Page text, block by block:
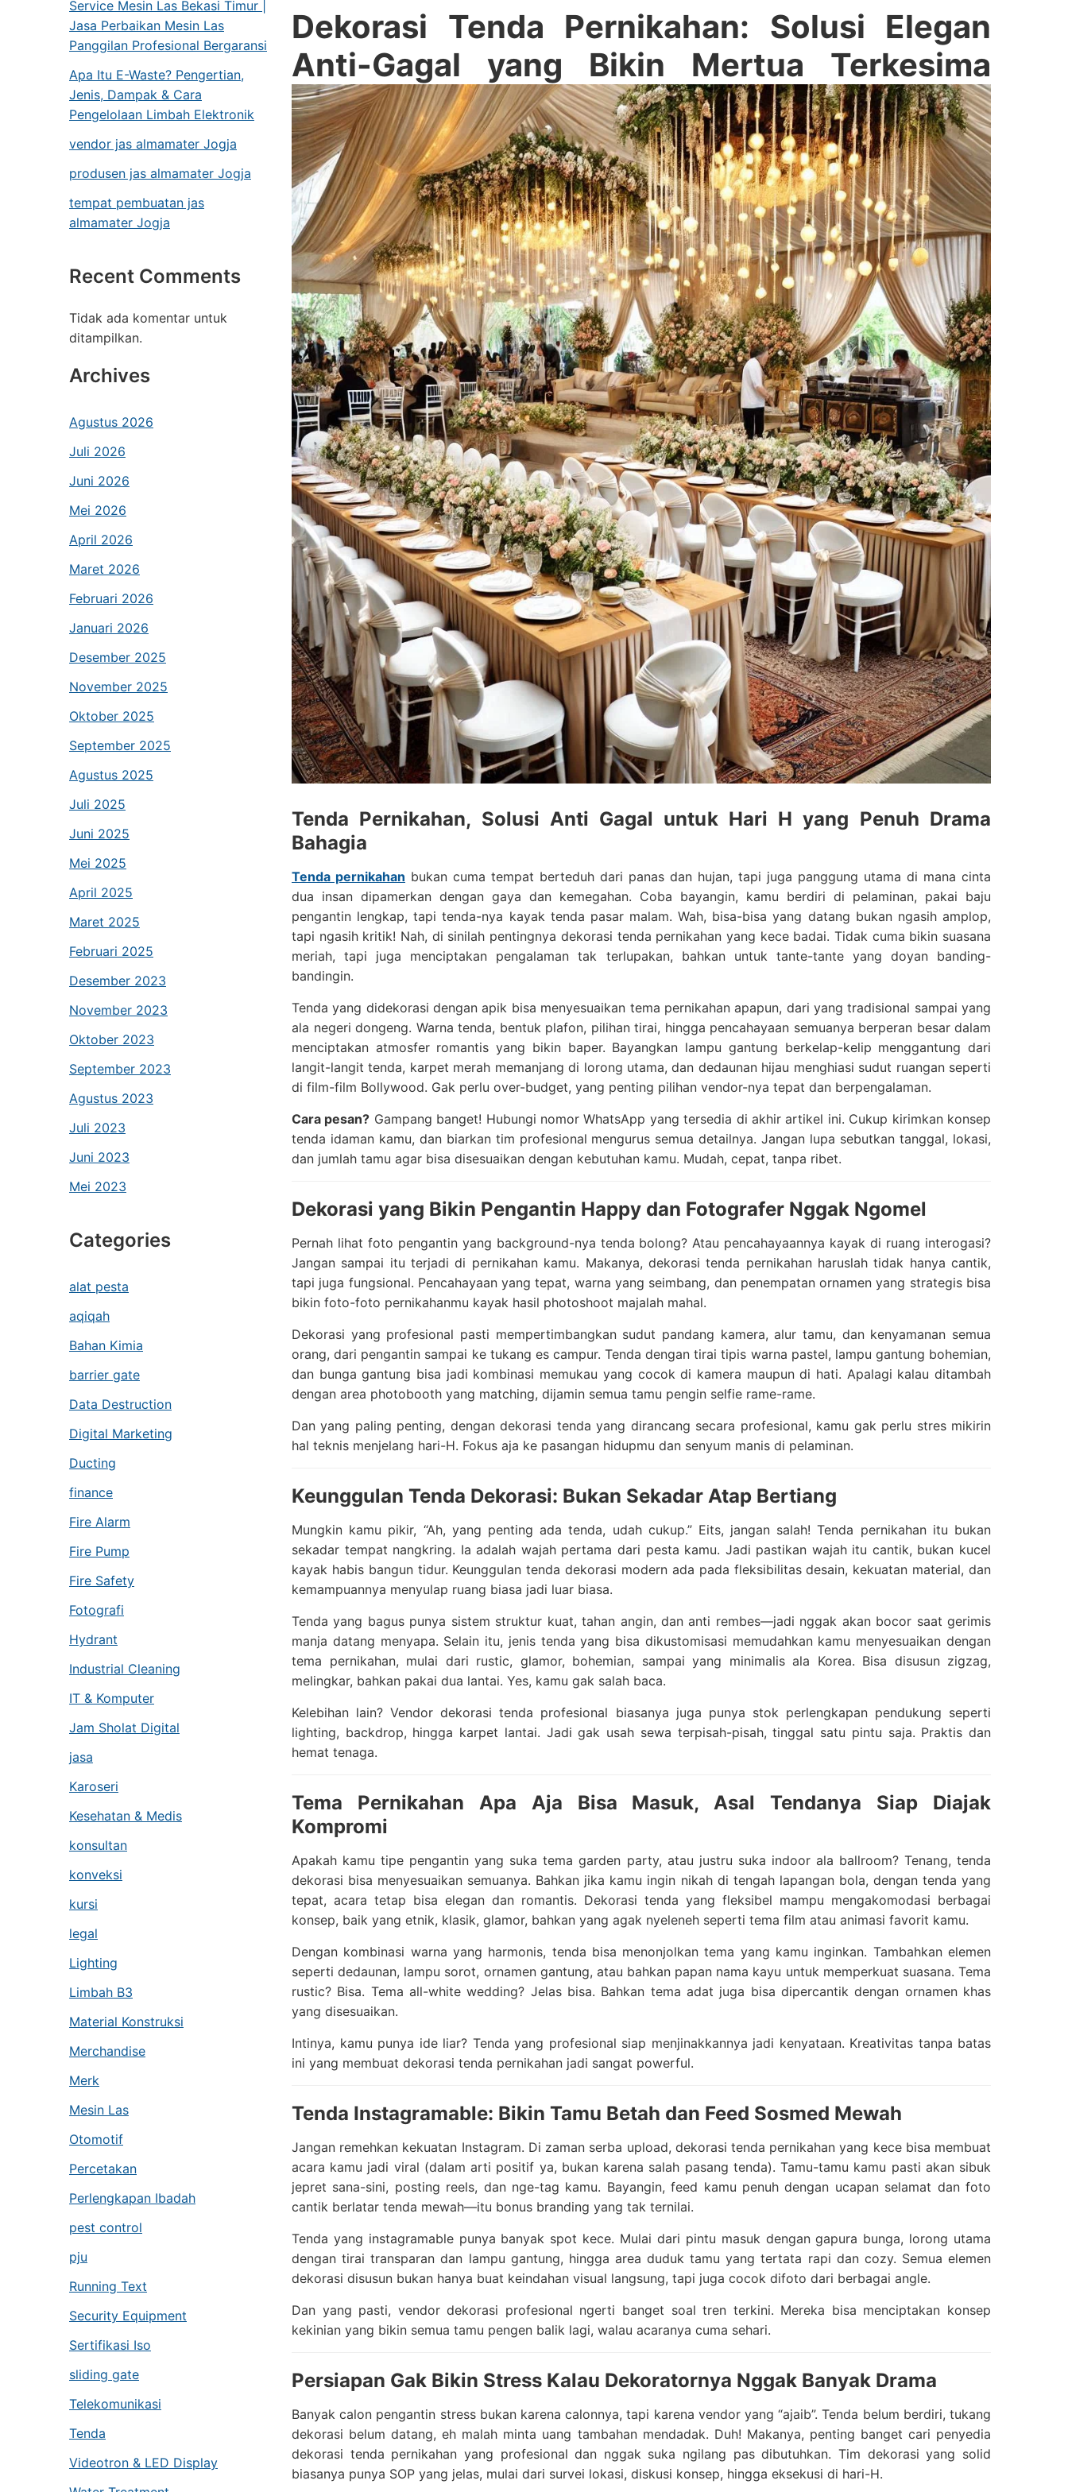
Service Mesin Las Bekasi Timur |
Jasa Perbaikan Mesin Las
Panggilan Profesional Bergaransi
Apa Itu E-Waste? Pengertian,
Jenis, Dampak & Cara
Pengelolaan Limbah Elektronik
vendor jas almamater Jogja
produsen jas almamater Jogja
tempat pembuatan jas
almamater Jogja
Recent Comments
Tidak ada komentar untuk
ditampilkan.
Archives
Agustus 2026
Juli 2026
Juni 2026
Mei 2026
April 2026
Maret 2026
Februari 2026
Januari 2026
Desember 2025
November 2025
Oktober 2025
September 2025
Agustus 2025
Juli 2025
Juni 2025
Mei 2025
April 2025
Maret 2025
Februari 2025
Desember 2023
November 2023
Oktober 2023
September 2023
Agustus 2023
Juli 2023
Juni 2023
Mei 2023
Categories
alat pesta
aqiqah
Bahan Kimia
barrier gate
Data Destruction
Digital Marketing
Ducting
finance
Fire Alarm
Fire Pump
Fire Safety
Fotografi
Hydrant
Industrial Cleaning
IT & Komputer
Jam Sholat Digital
jasa
Karoseri
Kesehatan & Medis
konsultan
konveksi
kursi
legal
Lighting
Limbah B3
Material Konstruksi
Merchandise
Merk
Mesin Las
Otomotif
Percetakan
Perlengkapan Ibadah
pest control
pju
Running Text
Security Equipment
Sertifikasi Iso
sliding gate
Telekomunikasi
Tenda
Videotron & LED Display
Dekorasi Tenda Pernikahan: Solusi Elegan
Anti-Gagal yang Bikin Mertua Terkesima
Tenda Pernikahan, Solusi Anti Gagal untuk Hari H yang Penuh Drama
Bahagia
Tenda pernikahan bukan cuma tempat berteduh dari panas dan hujan, tapi juga panggung utama di mana cinta
dua insan dipamerkan dengan gaya dan kemegahan. Coba bayangin, kamu berdiri di pelaminan, pakai baju
pengantin lengkap, tapi tenda-nya kayak tenda pasar malam. Wah, bisa-bisa yang datang bukan ngasih amplop,
tapi ngasih kritik! Nah, di sinilah pentingnya dekorasi tenda pernikahan yang kece badai. Tidak cuma bikin suasana
meriah, tapi juga menciptakan pengalaman tak terlupakan, bahkan untuk tante-tante yang doyan banding-
bandingin.
Tenda yang didekorasi dengan apik bisa menyesuaikan tema pernikahan apapun, dari yang tradisional sampai yang
ala negeri dongeng. Warna tenda, bentuk plafon, pilihan tirai, hingga pencahayaan semuanya berperan besar dalam
menciptakan atmosfer romantis yang bikin baper. Bayangkan lampu gantung berkelap-kelip menggantung dari
langit-langit tenda, karpet merah memanjang di lorong utama, dan dedaunan hijau menghiasi sudut ruangan seperti
di film-film Bollywood. Gak perlu over-budget, yang penting pilihan vendor-nya tepat dan berpengalaman.
Cara pesan? Gampang banget! Hubungi nomor WhatsApp yang tersedia di akhir artikel ini. Cukup kirimkan konsep
tenda idaman kamu, dan biarkan tim profesional mengurus semua detailnya. Jangan lupa sebutkan tanggal, lokasi,
dan jumlah tamu agar bisa disesuaikan dengan kebutuhan kamu. Mudah, cepat, tanpa ribet.
Dekorasi yang Bikin Pengantin Happy dan Fotografer Nggak Ngomel
Pernah lihat foto pengantin yang background-nya tenda bolong? Atau pencahayaannya kayak di ruang interogasi?
Jangan sampai itu terjadi di pernikahan kamu. Makanya, dekorasi tenda pernikahan haruslah tidak hanya cantik,
tapi juga fungsional. Pencahayaan yang tepat, warna yang seimbang, dan penempatan ornamen yang strategis bisa
bikin foto-foto pernikahanmu kayak hasil photoshoot majalah mahal.
Dekorasi yang profesional pasti mempertimbangkan sudut pandang kamera, alur tamu, dan kenyamanan semua
orang, dari pengantin sampai ke tukang es campur. Tenda dengan tirai tipis warna pastel, lampu gantung bohemian,
dan bunga gantung bisa jadi kombinasi memukau yang cocok di kamera maupun di hati. Apalagi kalau ditambah
dengan area photobooth yang matching, dijamin semua tamu pengin selfie rame-rame.
Dan yang paling penting, dengan dekorasi tenda yang dirancang secara profesional, kamu gak perlu stres mikirin
hal teknis menjelang hari-H. Fokus aja ke pasangan hidupmu dan senyum manis di pelaminan.
Keunggulan Tenda Dekorasi: Bukan Sekadar Atap Bertiang
Mungkin kamu pikir, “Ah, yang penting ada tenda, udah cukup.” Eits, jangan salah! Tenda pernikahan itu bukan
sekadar tempat nangkring. Ia adalah wajah pertama dari pesta kamu. Jadi pastikan wajah itu cantik, bukan kucel
kayak habis bangun tidur. Keunggulan tenda dekorasi modern ada pada fleksibilitas desain, kekuatan material, dan
kemampuannya menyulap ruang biasa jadi luar biasa.
Tenda yang bagus punya sistem struktur kuat, tahan angin, dan anti rembes—jadi nggak akan bocor saat gerimis
manja datang menyapa. Selain itu, jenis tenda yang bisa dikustomisasi memudahkan kamu menyesuaikan dengan
tema pernikahan, mulai dari rustic, glamor, bohemian, sampai yang minimalis ala Korea. Bisa disusun zigzag,
melingkar, bahkan pakai dua lantai. Yes, kamu gak salah baca.
Kelebihan lain? Vendor dekorasi tenda profesional biasanya juga punya stok perlengkapan pendukung seperti
lighting, backdrop, hingga karpet lantai. Jadi gak usah sewa terpisah-pisah, tinggal satu pintu saja. Praktis dan
hemat tenaga.
Tema Pernikahan Apa Aja Bisa Masuk, Asal Tendanya Siap Diajak
Kompromi
Apakah kamu tipe pengantin yang suka tema garden party, atau justru suka indoor ala ballroom? Tenang, tenda
dekorasi bisa menyesuaikan semuanya. Bahkan jika kamu ingin nikah di tengah lapangan bola, dengan tenda yang
tepat, acara tetap bisa elegan dan romantis. Dekorasi tenda yang fleksibel mampu mengakomodasi berbagai
konsep, baik yang etnik, klasik, glamor, bahkan yang agak nyeleneh seperti tema film atau animasi favorit kamu.
Dengan kombinasi warna yang harmonis, tenda bisa menonjolkan tema yang kamu inginkan. Tambahkan elemen
seperti dedaunan, lampu sorot, ornamen gantung, atau bahkan papan nama kayu untuk memperkuat suasana. Tema
rustic? Bisa. Tema all-white wedding? Jelas bisa. Bahkan tema adat juga bisa dipercantik dengan ornamen khas
yang disesuaikan.
Intinya, kamu punya ide liar? Tenda yang profesional siap menjinakkannya jadi kenyataan. Kreativitas tanpa batas
ini yang membuat dekorasi tenda pernikahan jadi sangat powerful.
Tenda Instagramable: Bikin Tamu Betah dan Feed Sosmed Mewah
Jangan remehkan kekuatan Instagram. Di zaman serba upload, dekorasi tenda pernikahan yang kece bisa membuat
acara kamu jadi viral (dalam arti positif ya, bukan karena salah pasang tenda). Tamu-tamu kamu pasti akan sibuk
jepret sana-sini, posting reels, dan nge-tag kamu. Bayangin, feed kamu penuh dengan ucapan selamat dan foto
cantik berlatar tenda mewah—itu bonus branding yang tak ternilai.
Tenda yang instagramable punya banyak spot kece. Mulai dari pintu masuk dengan gapura bunga, lorong utama
dengan tirai transparan dan lampu gantung, hingga area duduk tamu yang tertata rapi dan cozy. Semua elemen
dekorasi disusun bukan hanya buat keindahan visual langsung, tapi juga cocok difoto dari berbagai angle.
Dan yang pasti, vendor dekorasi profesional ngerti banget soal tren terkini. Mereka bisa menciptakan konsep
kekinian yang bikin semua tamu pengen balik lagi, walau acaranya cuma sehari.
Persiapan Gak Bikin Stress Kalau Dekoratornya Nggak Banyak Drama
Banyak calon pengantin stress bukan karena calonnya, tapi karena vendor yang “ajaib”. Tenda belum berdiri, tukang
dekorasi belum datang, eh malah minta uang tambahan mendadak. Duh! Makanya, penting banget cari penyedia
dekorasi tenda pernikahan yang profesional dan nggak suka ngilang pas dibutuhkan. Tim dekorasi yang solid
biasanya punya SOP yang jelas, mulai dari survei lokasi, diskusi konsep, hingga eksekusi di hari-H.